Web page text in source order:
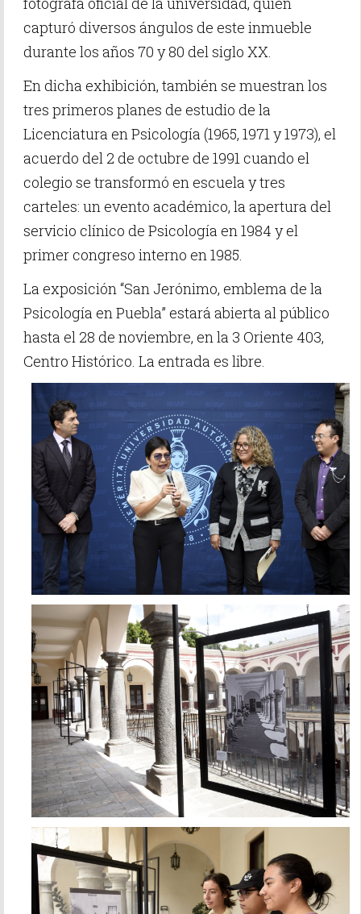
capturó diversos ángulos de este inmueble
durante los años 70 y 80 del siglo XX.
En dicha exhibición, también se muestran los
tres primeros planes de estudio de la
Licenciatura en Psicología (1965, 1971 y 1973), el
acuerdo del 2 de octubre de 1991 cuando el
colegio se transformó en escuela y tres
carteles: un evento académico, la apertura del
servicio clínico de Psicología en 1984 y el
primer congreso interno en 1985.
La exposición “San Jerónimo, emblema de la
Psicología en Puebla” estará abierta al público
hasta el 28 de noviembre, en la 3 Oriente 403,
Centro Histórico. La entrada es libre.